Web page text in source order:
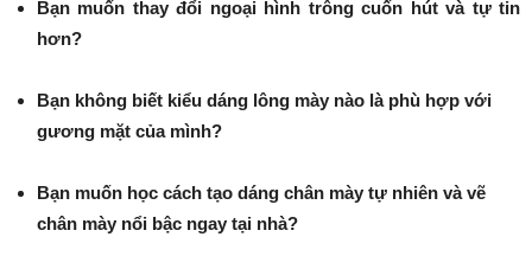
Bạn muốn thay đổi ngoại hình trông cuốn hút và tự tin
hơn?
Bạn không biết kiểu dáng lông mày nào là phù hợp với
gương mặt của mình?
Bạn muốn học cách tạo dáng chân mày tự nhiên và vẽ
chân mày nổi bậc ngay tại nhà?